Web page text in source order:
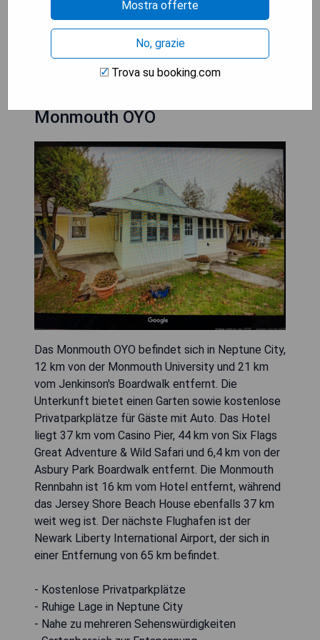
- Rund um die Uhr geöffnete Rezeption
MOSTRA I PREZZI
Monmouth OYO
Das Monmouth OYO befindet sich in Neptune City,
12 km von der Monmouth University und 21 km
vom Jenkinson's Boardwalk entfernt. Die
Unterkunft bietet einen Garten sowie kostenlose
Privatparkplätze für Gäste mit Auto. Das Hotel
liegt 37 km vom Casino Pier, 44 km von Six Flags
Great Adventure & Wild Safari und 6,4 km von der
Asbury Park Boardwalk entfernt. Die Monmouth
Rennbahn ist 16 km vom Hotel entfernt, während
das Jersey Shore Beach House ebenfalls 37 km
weit weg ist. Der nächste Flughafen ist der
Newark Liberty International Airport, der sich in
einer Entfernung von 65 km befindet.
- Kostenlose Privatparkplätze
- Ruhige Lage in Neptune City
- Nahe zu mehreren Sehenswürdigkeiten
Mostra offerte
No, grazie
Trova su booking.com